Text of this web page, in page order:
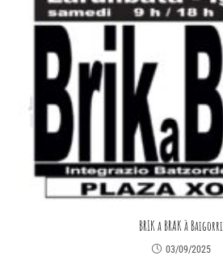
BRIK a BRAK à Baigorri
03/09/2025